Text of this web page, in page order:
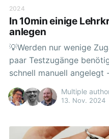
2024
In 10min einige
anlegen
💡Werden nur wenige
paar Testzugänge
schnell manuell angelegt
gelöscht. Die hier gezeigten Schritte lassen sich auch
auf größere
Multiple
13. Nov. 2024